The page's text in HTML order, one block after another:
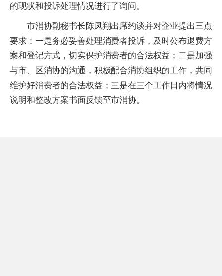
的现状和投诉处理情况进行了询问。
市消协副秘书长陈凤翔出席约谈并对企业提出三点
要求：一是务必妥善处理消费者投诉，及时公布退费方
案和登记方式，切实保护消费者的合法权益；二是加强
与市、区消协的沟通，积极配合消协组织的工作，共同
维护好消费者的合法权益；三是在三个工作日内将情况
说明和整改方案书面反馈至市消协。